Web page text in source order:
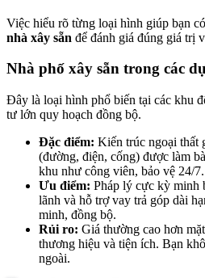
Việc hiểu rõ từng loại hình giúp bạn có
nhà xây sẵn để đánh giá đúng giá trị
Nhà phố xây sẵn trong các
Đây là loại hình phổ biến tại các khu
tư lớn quy hoạch đồng bộ.
Đặc điểm: Kiến trúc ngoại thất
(đường, điện, cống) được làm
khu như công viên, bảo vệ 24/7.
Ưu điểm: Pháp lý cực kỳ minh
lãnh và hỗ trợ vay trả góp dài
minh, đồng bộ.
Rủi ro: Giá thường cao hơn
thương hiệu và tiện ích. Bạn
ngoài.